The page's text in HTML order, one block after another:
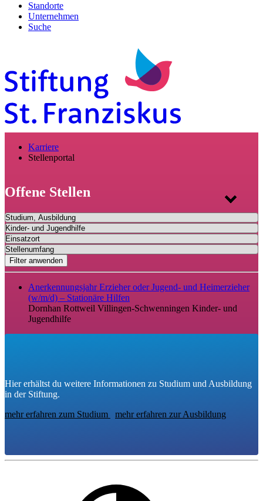
Standorte
Unternehmen
Suche
Karriere
Stellenportal
Offene Stellen
Filter anwenden
Anerkennungsjahr Erzieher oder Jugend- und Heimerzieher
(w/m/d) – Stationäre Hilfen
Dornhan Rottweil Villingen-Schwenningen Kinder- und
Jugendhilfe
Hier erhältst du weitere Informationen zu Studium und Ausbildung
in der Stiftung.
mehr erfahren zum Studium
mehr erfahren zur Ausbildung